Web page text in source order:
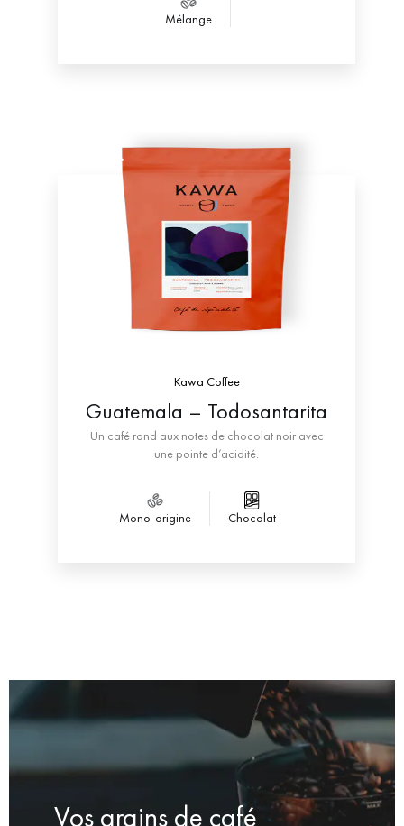
Mélange
Kawa Coffee
Guatemala – Todosantarita
Un café rond aux notes de chocolat noir avec
une pointe d’acidité.
Mono-origine Chocolat
Vos grains de café